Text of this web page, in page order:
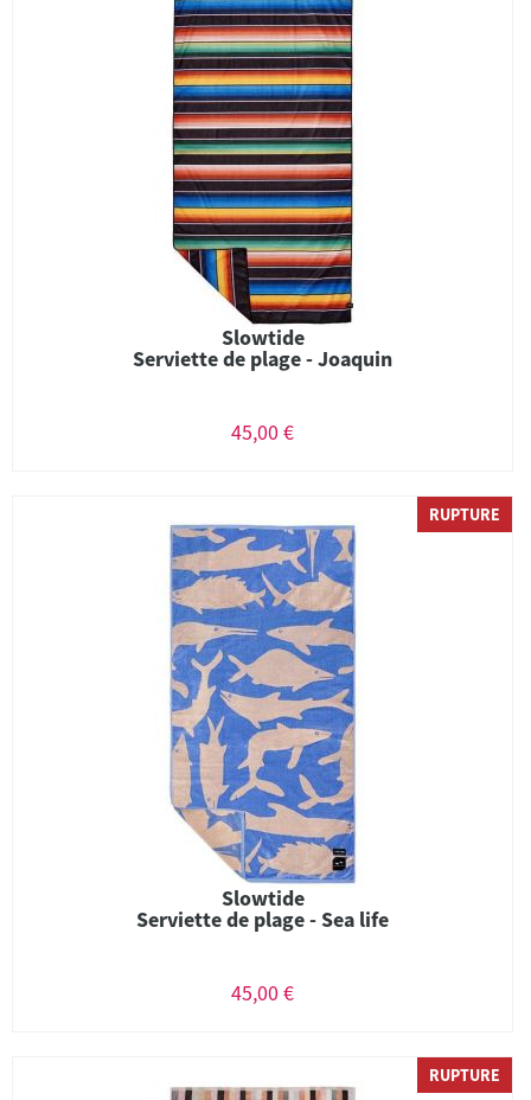
Slowtide
Serviette de plage - Joaquin
45,00 €
RUPTURE
Slowtide
Serviette de plage - Sea life
45,00 €
RUPTURE